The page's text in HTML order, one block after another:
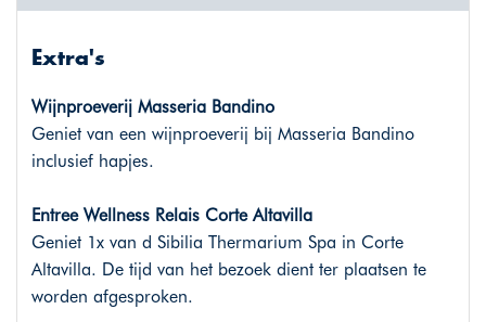
Extra's
Wijnproeverij Masseria Bandino
Geniet van een wijnproeverij bij Masseria Bandino
inclusief hapjes.
Entree Wellness Relais Corte Altavilla
Geniet 1x van d Sibilia Thermarium Spa in Corte
Altavilla. De tijd van het bezoek dient ter plaatsen te
worden afgesproken.